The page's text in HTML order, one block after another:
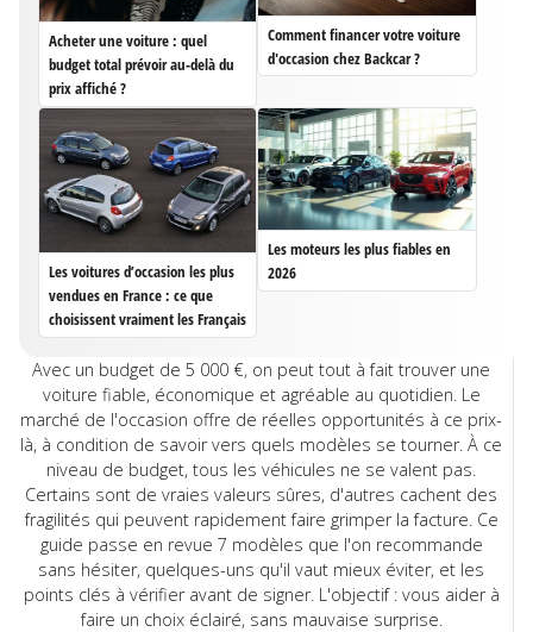
Avec un budget de 5 000 €, on peut tout à fait trouver une
voiture fiable, économique et agréable au quotidien. Le
marché de l'occasion offre de réelles opportunités à ce prix-
là, à condition de savoir vers quels modèles se tourner. À ce
niveau de budget, tous les véhicules ne se valent pas.
Certains sont de vraies valeurs sûres, d'autres cachent des
fragilités qui peuvent rapidement faire grimper la facture. Ce
guide passe en revue 7 modèles que l'on recommande
sans hésiter, quelques-uns qu'il vaut mieux éviter, et les
points clés à vérifier avant de signer. L'objectif : vous aider à
faire un choix éclairé, sans mauvaise surprise.
Acheter une voiture : quel
budget total prévoir au-delà du
prix affiché ?
Comment financer votre voiture
d'occasion chez Backcar ?
Les voitures d’occasion les plus
vendues en France : ce que
choisissent vraiment les Français
Les moteurs les plus fiables en
2026